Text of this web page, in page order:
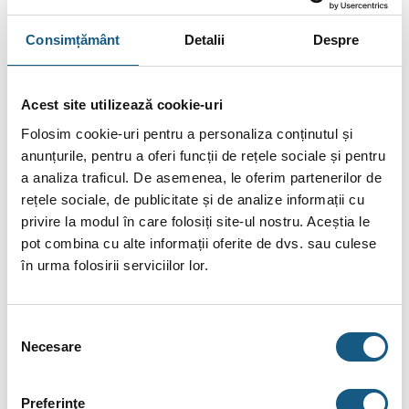
Consimțământ Detalii Despre
Acest site utilizează cookie-uri
Folosim cookie-uri pentru a personaliza conținutul și
anunțurile, pentru a oferi funcții de rețele sociale și pentru
a analiza traficul. De asemenea, le oferim partenerilor de
rețele sociale, de publicitate și de analize informații cu
privire la modul în care folosiți site-ul nostru. Aceștia le
pot combina cu alte informații oferite de dvs. sau culese
în urma folosirii serviciilor lor.
consimțământului
Necesare
Preferinţe
conține accesorii neincluse în pachetele standard. De
asemenea, unele specificații pot fi modificate de către
DESCRIERE
BRAND
FIȘIERE ATAȘATE
Stație de dedurizare aquaPUR SOFT 10